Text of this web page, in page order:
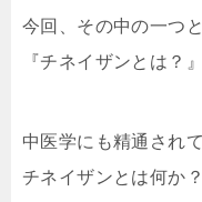
今回、その中の一つ
『チネイザンとは？
中医学にも精通され
チネイザンとは何か